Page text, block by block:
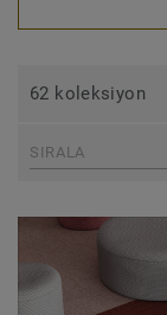
62 koleksiyon
SIRALA